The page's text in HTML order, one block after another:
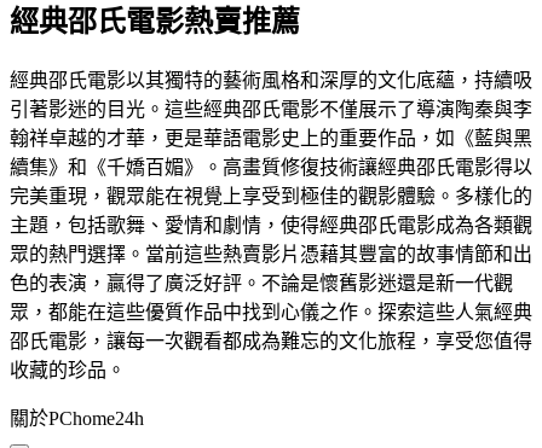
經典邵氏電影熱賣推薦
經典邵氏電影以其獨特的藝術風格和深厚的文化底蘊，持續吸
引著影迷的目光。這些經典邵氏電影不僅展示了導演陶秦與李
翰祥卓越的才華，更是華語電影史上的重要作品，如《藍與黑
續集》和《千嬌百媚》。高畫質修復技術讓經典邵氏電影得以
完美重現，觀眾能在視覺上享受到極佳的觀影體驗。多樣化的
主題，包括歌舞、愛情和劇情，使得經典邵氏電影成為各類觀
眾的熱門選擇。當前這些熱賣影片憑藉其豐富的故事情節和出
色的表演，贏得了廣泛好評。不論是懷舊影迷還是新一代觀
眾，都能在這些優質作品中找到心儀之作。探索這些人氣經典
邵氏電影，讓每一次觀看都成為難忘的文化旅程，享受您值得
收藏的珍品。
關於PChome24h